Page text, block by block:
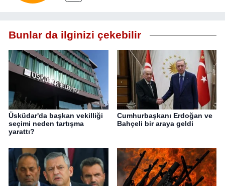
Bunlar da ilginizi çekebilir
Üsküdar'da başkan vekilliği
seçimi neden tartışma
yarattı?
Cumhurbaşkanı Erdoğan ve
Bahçeli bir araya geldi